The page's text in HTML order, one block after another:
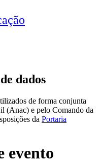
dados
de forma conjunta
(Anac) e pelo Comando da
da Portaria
evento